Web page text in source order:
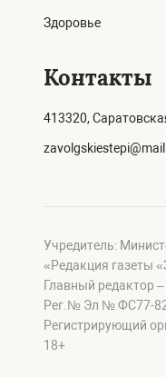
Здоровье
Контакты
413320,
Учредитель:
«Редакция газеты
Главный редактор
Рег.№ Эл № ФС77-
Регистрирующий
18+